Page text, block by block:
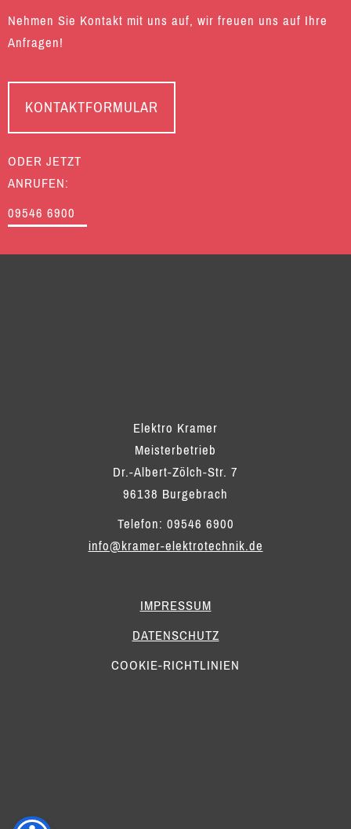
Nehmen Sie Kontakt mit uns auf, wir freuen uns auf Ihre
Anfragen!
KONTAKTFORMULAR
ODER JETZT
ANRUFEN:
09546 6900
Elektro Kramer
Meisterbetrieb
Dr.-Albert-Zölch-Str. 7
96138 Burgebrach
Telefon: 09546 6900
info@kramer-elektrotechnik.de
IMPRESSUM
DATENSCHUTZ
COOKIE-RICHTLINIEN